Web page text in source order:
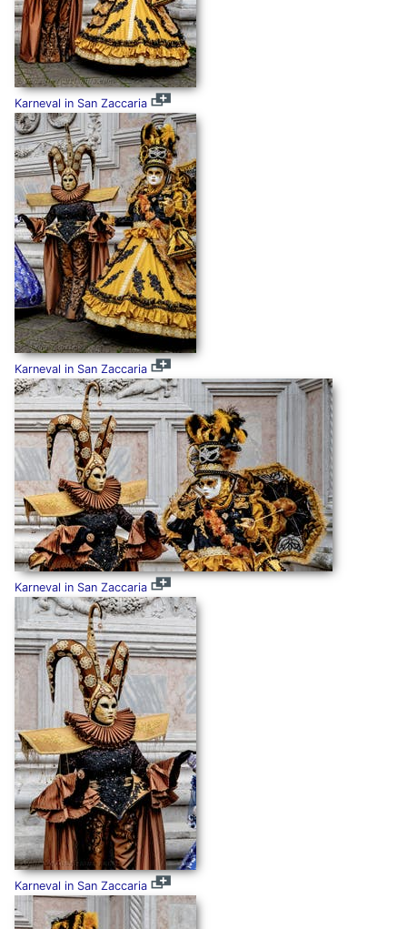
Karneval in San Zaccaria
Karneval in San Zaccaria
Karneval in San Zaccaria
Karneval in San Zaccaria